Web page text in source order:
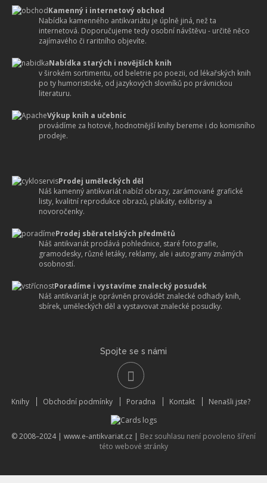
Kamenný i internetový obchod
Nabídka kamenného antikvariátu je úplně jiná, než ta
internetová. Doporučujeme tedy osobní návštěvu - určitě něco
zajímavého či raritního objevíte.
Nabídka starých i novějších knih
v širokém sortimentu, od beletrie po poezii, od lékařských knih
po ty humoristické, od jazykových slovníků po právnickou
literaturu.
Výkup knih a učebnic
provádíme za hotové, hodnotnější knihy bereme i do komisního
prodeje.
Prodej uměleckých děl
Náš kamenný antikvariát nabízí obrazy, zarámované grafické
listy, kvalitní reprodukce obrazů, plakáty, exlibrisy a
novoročenky.
Prodej sběratelských předmětů
Náš antikvariát prodává pohlednice, staré fotografie,
gramodesky, různé letáky, reklamy, ale i autogramy známých
osobností.
Poradíme i vystavíme znalecký posudek
Náš antikvariát je oprávněn provádět znalecké odhady knih,
sbírek, uměleckých děl a vystavovat znalecké posudky.
Spojte se s námi
Knihy Obchodní podmínky Poradna Kontakt Nenašli jste?
© 2008–2024 | www.e-antikvariat.cz | Bez souhlasu není povoleno šíření
této webové stránky